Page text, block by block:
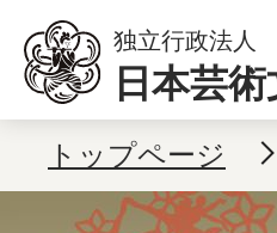
本文へ移動
独立行政法人
日本芸
トップページ